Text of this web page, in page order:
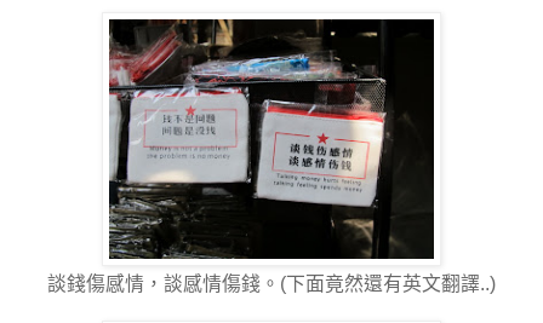
談錢傷感情，談感情傷錢。(下面竟然還有英文翻譯..)